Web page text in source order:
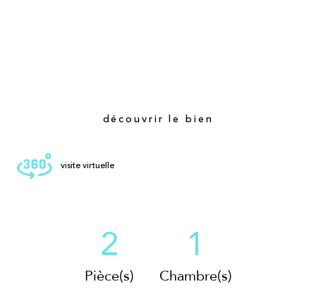
découvrir le bien
visite virtuelle
2
Pièce(s)
1
Chambre(s)